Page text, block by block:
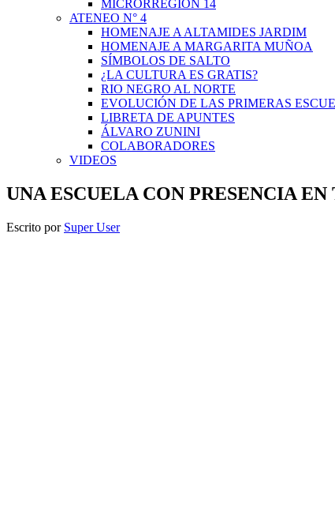
MICRORREGIÓN 14
ATENEO N° 4
HOMENAJE A ALTAMIDES JARDIM
HOMENAJE A MARGARITA MUÑOA
SÍMBOLOS DE SALTO
¿LA CULTURA ES GRATIS?
RIO NEGRO AL NORTE
EVOLUCIÓN DE LAS PRIMERAS
LIBRETA DE APUNTES
ÁLVARO ZUNINI
COLABORADORES
VIDEOS
UNA ESCUELA CON PRESENCIA EN
Escrito por Super User